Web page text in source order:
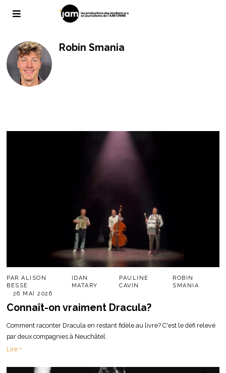
Robin Smania
PARALISON
BESSE
IDAN
MATARY
PAULINE
CAVIN
ROBIN
SMANIA
26 MAI 2026
Connaît-on vraiment Dracula?
Comment raconter Dracula en restant fidèle au livre? C'est le défi relevé
par deux compagnies à Neuchâtel.
Lire +